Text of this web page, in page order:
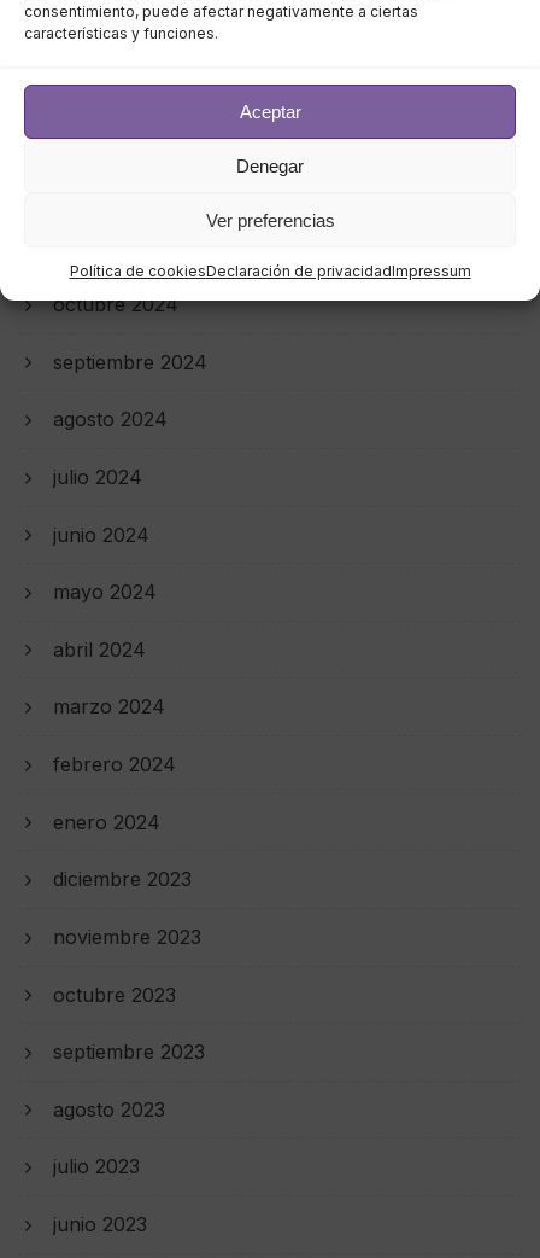
consentimiento, puede afectar negativamente a ciertas
características y funciones.
Aceptar
Denegar
Ver preferencias
Política de cookiesDeclaración de privacidadImpressum
julio 2025
enero 2025
octubre 2024
septiembre 2024
agosto 2024
julio 2024
junio 2024
mayo 2024
abril 2024
marzo 2024
febrero 2024
enero 2024
diciembre 2023
noviembre 2023
octubre 2023
septiembre 2023
agosto 2023
julio 2023
junio 2023